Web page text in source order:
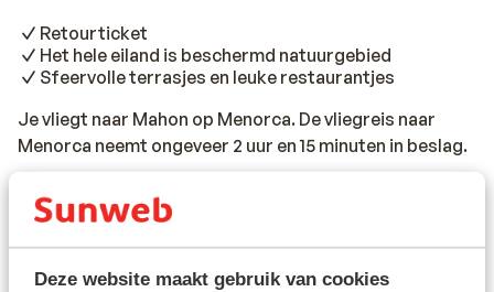
Deze website maakt gebruik van cookies
Retourticket
Het hele eiland is beschermd natuurgebied
Sfeervolle terrasjes en leuke restaurantjes
Je vliegt naar Mahon op Menorca. De vliegreis naar
Menorca neemt ongeveer 2 uur en 15 minuten in beslag.
Reisinformatie
Vlucht informatie